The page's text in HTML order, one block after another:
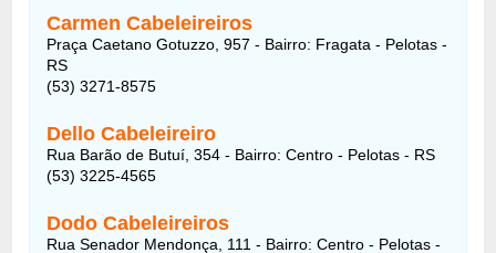
Carmen Cabeleireiros
Praça Caetano Gotuzzo, 957 - Bairro: Fragata - Pelotas -
RS
(53) 3271-8575
Dello Cabeleireiro
Rua Barão de Butuí, 354 - Bairro: Centro - Pelotas - RS
(53) 3225-4565
Dodo Cabeleireiros
Rua Senador Mendonça, 111 - Bairro: Centro - Pelotas -